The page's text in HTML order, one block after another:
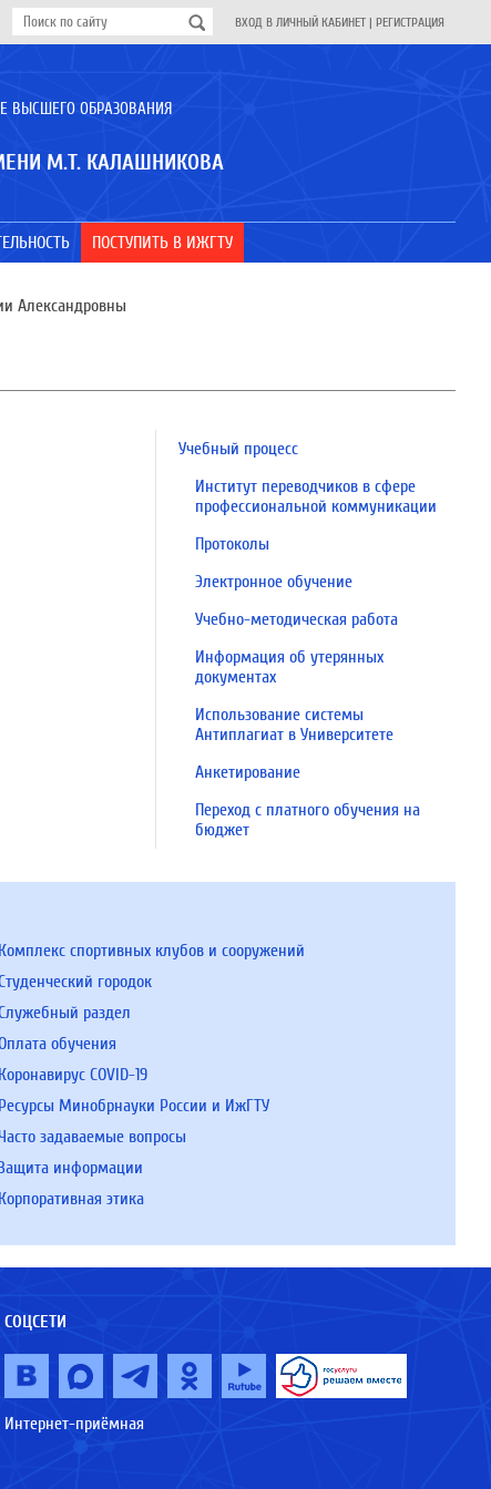
ВХОД В ЛИЧНЫЙ КАБИНЕТ | РЕГИСТРАЦИЯ
ВЫСШЕГО ОБРАЗОВАНИЯ
М.Т. КАЛАШНИКОВА
ПОСТУПИТЬ В ИЖГТУ
Александровны
Учебный процесс
Институт переводчиков в сфере
профессиональной коммуникации
Протоколы
Электронное обучение
Учебно-методическая работа
Информация об утерянных
документах
Использование системы
Антиплагиат в Университете
Анкетирование
Переход с платного обучения на
бюджет
Комплекс спортивных клубов и сооружений
городок
раздел
обучения
Коронавирус COVID-19
Ресурсы Минобрнауки России и ИжГТУ
задаваемые вопросы
информации
Корпоративная этика
СОЦСЕТИ
Интернет-приёмная